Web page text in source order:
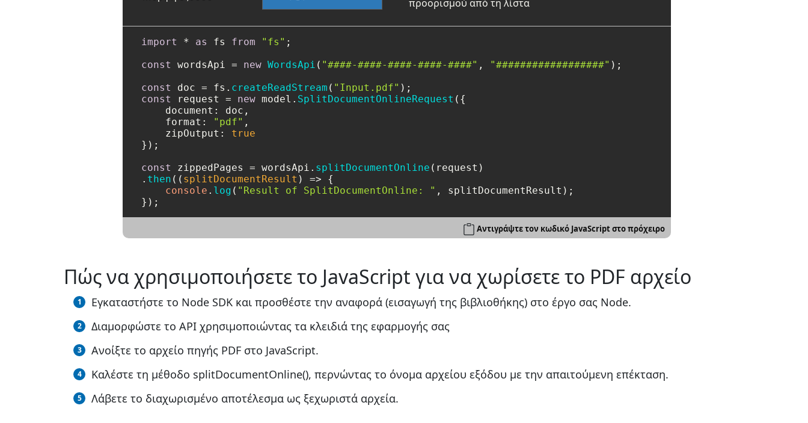
προορισμού από τη λίστα
import * as fs from "fs" ;
const
wordsApi = new WordsApi ( "####-####-####-####-####" , "##################" );
const
doc = fs. createReadStream ( "Input.pdf"
const
request = new model. SplitDocumentOnlineRequest ({
document : doc,
format : "pdf" ,
zipOutput : true
});
const
zippedPages = wordsApi. splitDocumentOnline (request)
. then ( ( splitDocumentResult ) => {
console . log ( "Result of SplitDocumentOnline: " , splitDocumentResult);
});
Αντιγράψτε τον κωδικό JavaScript στο πρόχειρο
Πώς να χρησιμοποιήσετε το JavaScript για να χωρίσετε το PDF αρχείο
Εγκαταστήστε το Node SDK και προσθέστε την αναφορά (εισαγωγή της βιβλιοθήκης) στο έργο σας Node.
Διαμορφώστε το API χρησιμοποιώντας τα κλειδιά της εφαρμογής σας
Ανοίξτε το αρχείο πηγής PDF στο JavaScript.
Καλέστε τη μέθοδο splitDocumentOnline(), περνώντας το όνομα αρχείου εξόδου με την απαιτούμενη επέκταση.
Λάβετε το διαχωρισμένο αποτέλεσμα ως ξεχωριστά αρχεία.